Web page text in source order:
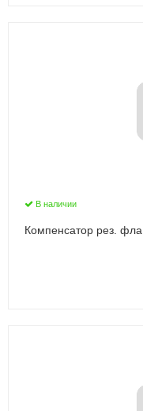
В наличии
Компенсатор рез.